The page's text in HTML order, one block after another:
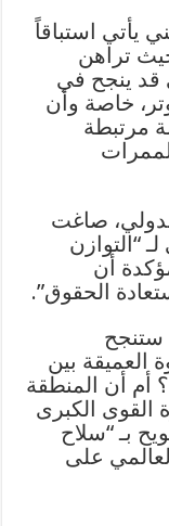
يأتي استباقاً
تراهن
قد ينجح في
خاصة وأن
مرتبطة
صاغت
“التوازن
أن
الحقوق”.
ستنجح
العميقة بين
أن المنطقة
القوى الكبرى
بـ “سلاح
على